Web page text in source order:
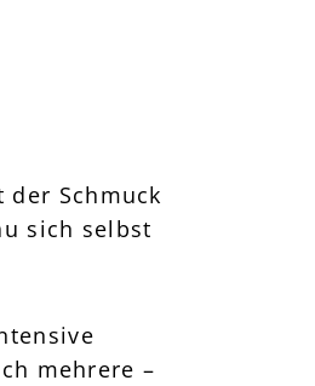
Schmuck
sich selbst
mehrere –